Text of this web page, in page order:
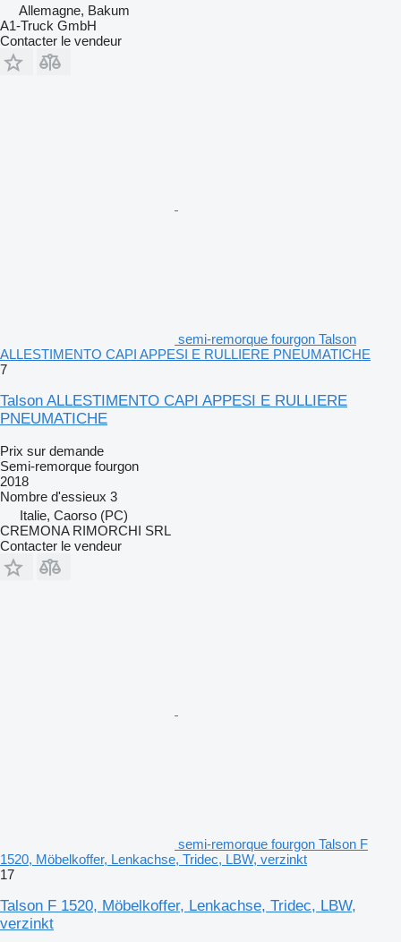
Allemagne, Bakum
A1-Truck GmbH
Contacter le vendeur
semi-remorque fourgon Talson
ALLESTIMENTO CAPI APPESI E RULLIERE PNEUMATICHE
7
Talson ALLESTIMENTO CAPI APPESI E RULLIERE
PNEUMATICHE
Prix sur demande
Semi-remorque fourgon
2018
Nombre d'essieux 3
Italie, Caorso (PC)
CREMONA RIMORCHI SRL
Contacter le vendeur
semi-remorque fourgon Talson F
1520, Möbelkoffer, Lenkachse, Tridec, LBW, verzinkt
17
Talson F 1520, Möbelkoffer, Lenkachse, Tridec, LBW,
verzinkt